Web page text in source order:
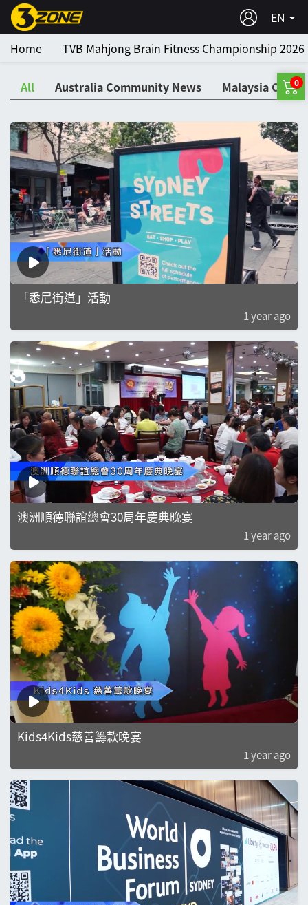
EN
Home
TVB Mahjong Brain Fitness Championship 2026
All Australia Community News Malaysia
「悉尼街道」活動
1 year ago
澳洲順德聯誼總會30周年慶典晚宴
1 year ago
Kids4Kids慈善籌款晚宴
1 year ago
0